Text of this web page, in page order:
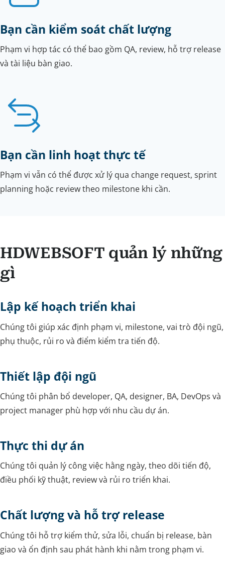
Bạn cần kiểm soát chất lượng
Phạm vi hợp tác có thể bao gồm QA, review, hỗ trợ release
và tài liệu bàn giao.
Bạn cần linh hoạt thực tế
Phạm vi vẫn có thể được xử lý qua change request, sprint
planning hoặc review theo milestone khi cần.
HDWEBSOFT quản lý những
gì
Lập kế hoạch triển khai
Chúng tôi giúp xác định phạm vi, milestone, vai trò đội ngũ,
phụ thuộc, rủi ro và điểm kiểm tra tiến độ.
Thiết lập đội ngũ
Chúng tôi phân bổ developer, QA, designer, BA, DevOps và
project manager phù hợp với nhu cầu dự án.
Thực thi dự án
Chúng tôi quản lý công việc hằng ngày, theo dõi tiến độ,
điều phối kỹ thuật, review và rủi ro triển khai.
Chất lượng và hỗ trợ release
Chúng tôi hỗ trợ kiểm thử, sửa lỗi, chuẩn bị release, bàn
giao và ổn định sau phát hành khi nằm trong phạm vi.